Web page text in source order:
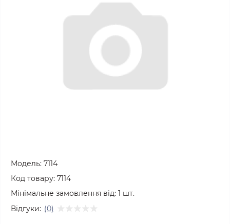
Модель: 7114
Код товару: 7114
Мінімальне замовлення від: 1 шт.
Відгуки: (0)